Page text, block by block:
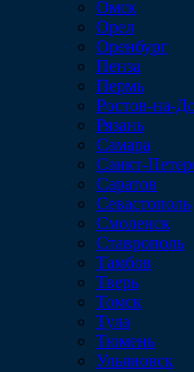
Омск
Орел
Оренбург
Пенза
Пермь
Ростов-на-
Рязань
Самара
Санкт-
Саратов
Севастополь
Смоленск
Ставрополь
Тамбов
Тверь
Томск
Тула
Тюмень
Ульяновск